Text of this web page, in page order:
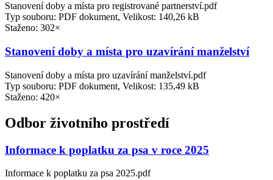
Stanovení doby a místa pro registrované partnerství.pdf
Typ souboru: PDF dokument, Velikost: 140,26 kB
Staženo: 302×
Stanovení doby a místa pro uzavírání manželství
Stanovení doby a místa pro uzavírání manželství.pdf
Typ souboru: PDF dokument, Velikost: 135,49 kB
Staženo: 420×
Odbor životního prostředí
Informace k poplatku za psa v roce 2025
Informace k poplatku za psa 2025.pdf